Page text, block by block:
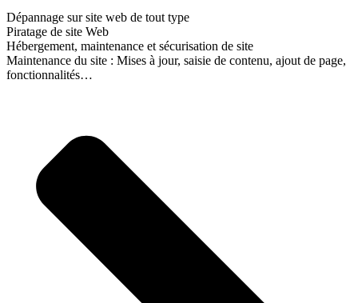
Dépannage sur site web de tout type
Piratage de site Web
Hébergement, maintenance et sécurisation de site
Maintenance du site : Mises à jour, saisie de contenu, ajout de page,
fonctionnalités…